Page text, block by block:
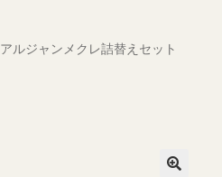
アルジャンメクレ詰替えセット